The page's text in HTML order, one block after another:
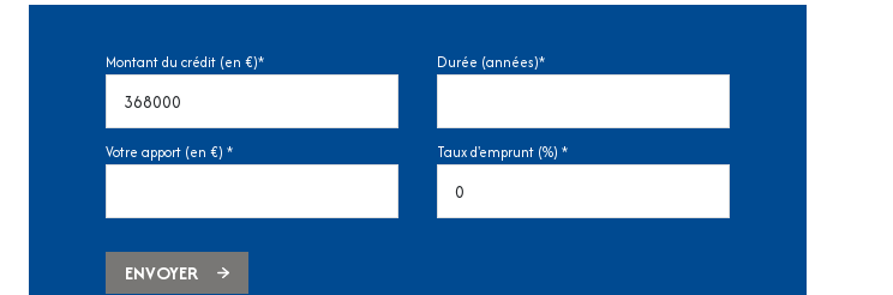
Montant du crédit (en €)* Durée (années)*
Votre apport (en €) * Taux d'emprunt (%) *
ENVOYER